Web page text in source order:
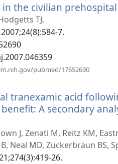
窗
口）
the civilian
TJ.
7.
pubmed/17652690
窗
口）
tranexamic acid
A secondary
J, Zenati M, Reitz KM,
Neal MD, Zuckerbraun BS,
26.